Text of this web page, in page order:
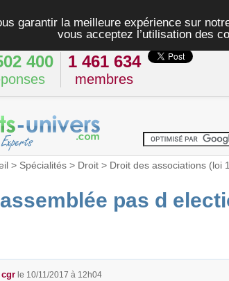
garantir la meilleure expérience sur
vous acceptez l’utilisation des
400 1 461 634
membres
> Spécialités> Droit> Droit des associations (loi
pas d
cgrle 10/11/2017 à 12h04